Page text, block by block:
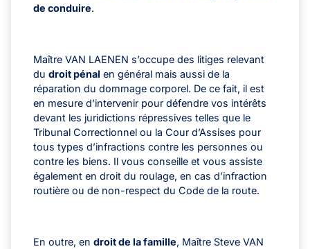
de conduire.
Maître VAN LAENEN s’occupe des litiges relevant
du droit pénal en général mais aussi de la
réparation du dommage corporel. De ce fait, il est
en mesure d’intervenir pour défendre vos intérêts
devant les juridictions répressives telles que le
Tribunal Correctionnel ou la Cour d’Assises pour
tous types d’infractions contre les personnes ou
contre les biens. Il vous conseille et vous assiste
également en droit du roulage, en cas d’infraction
routière ou de non-respect du Code de la route.
En outre, en droit de la famille, Maître Steve VAN